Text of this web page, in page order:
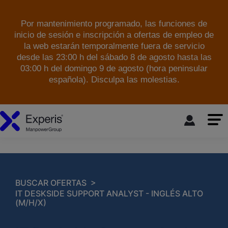
Por mantenimiento programado, las funciones de
inicio de sesión e inscripción a ofertas de empleo de
la web estarán temporalmente fuera de servicio
desde las 23:00 h del sábado 8 de agosto hasta las
03:00 h del domingo 9 de agosto (hora peninsular
española). Disculpa las molestias.
BUSCAR OFERTAS >
IT DESKSIDE SUPPORT ANALYST - INGLÉS ALTO
(M/H/X)